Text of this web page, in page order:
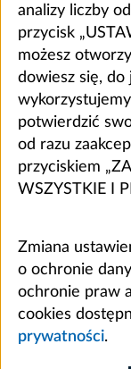
analizy liczby
przycisk
możesz
dowiesz się, do
potwierdzić
od razu
przyciskiem
WSZYSTKIE I
Zmiana
o ochronie
ochronie praw
cookies
prywatności.